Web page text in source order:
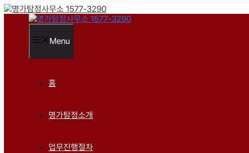
컨
Menu
홈
명가탐정소개
업무진행절차